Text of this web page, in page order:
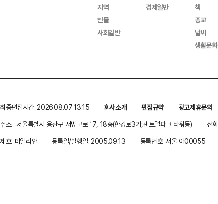
지역
인물
사회일반
경제일반
책
종교
날씨
생활문
최종편집시간: 2026.08.07 13:15 회사소개 편집규약
광고제휴문의
주소 : 서울특별시 용산구 서빙고로 17, 18층(한강로3가,센트럴파크 타워동)
전
제호: 데일리안
등록일/발행일: 2005.09.13 등록번호: 서울 아00055